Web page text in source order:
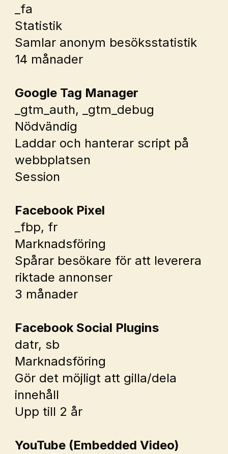
_fa
Statistik
Samlar anonym besöksstatistik
14 månader
Google Tag Manager
_gtm_auth,
_gtm_debug
Nödvändig
Laddar och hanterar script på
webbplatsen
Session
Facebook Pixel
_fbp, fr
Marknadsföring
Spårar besökare för att leverera
riktade annonser
3 månader
Facebook Social Plugins
datr, sb
Marknadsföring
Gör det möjligt att gilla/dela
innehåll
Upp till 2 år
YouTube (Embedded Video)